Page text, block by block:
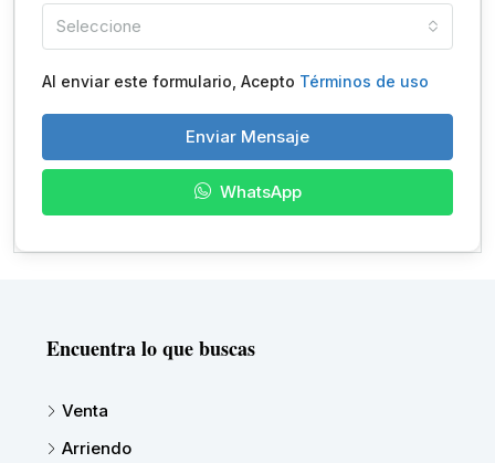
Seleccione
Al enviar este formulario, Acepto Términos de uso
Enviar Mensaje
WhatsApp
Encuentra lo que buscas
Venta
Arriendo